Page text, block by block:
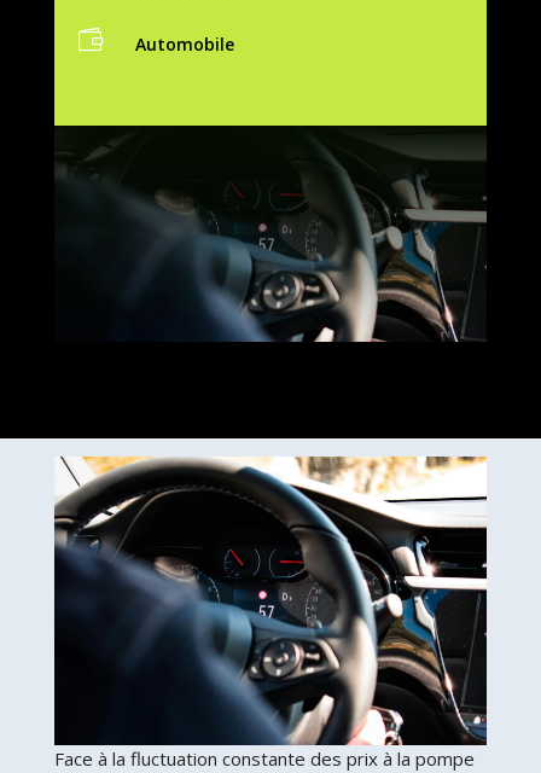
 Automobile
Face à la fluctuation constante des prix à la pompe